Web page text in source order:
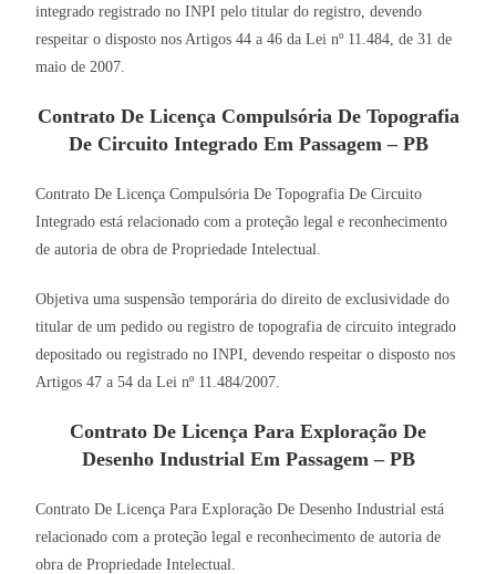
integrado registrado no INPI pelo titular do registro, devendo
respeitar o disposto nos Artigos 44 a 46 da Lei nº 11.484, de 31 de
maio de 2007.
Contrato De Licença Compulsória De Topografia
De Circuito Integrado Em Passagem – PB
Contrato De Licença Compulsória De Topografia De Circuito
Integrado está relacionado com a proteção legal e reconhecimento
de autoria de obra de Propriedade Intelectual.
Objetiva uma suspensão temporária do direito de exclusividade do
titular de um pedido ou registro de topografia de circuito integrado
depositado ou registrado no INPI, devendo respeitar o disposto nos
Artigos 47 a 54 da Lei nº 11.484/2007.
Contrato De Licença Para Exploração De
Desenho Industrial Em Passagem – PB
Contrato De Licença Para Exploração De Desenho Industrial está
relacionado com a proteção legal e reconhecimento de autoria de
obra de Propriedade Intelectual.